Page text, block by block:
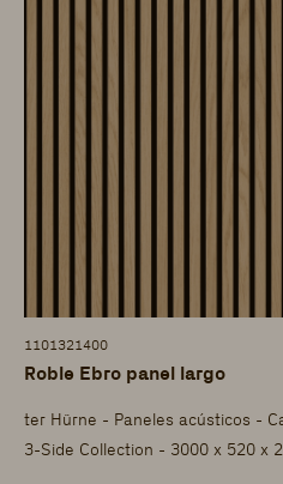
1101321400
Roble Ebro panel largo
ter Hürne - Paneles acústicos -
3-Side Collection - 3000 x 520 x